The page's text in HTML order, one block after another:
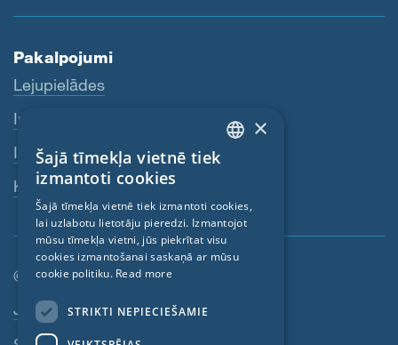
Pakalpojumi
Lejupielādes
Internetveikals
Izplatītāji
Kontaktpersona
© SIGA 2026
Kājenes navigācija
Jobs
ENGLISH
FRENCH
CZECH
×
Šajā tīmekļa vietnē tiek
izmantoti cookies
Šajā tīmekļa vietnē tiek izmantoti cookies,
lai uzlabotu lietotāju pieredzi. Izmantojot
mūsu tīmekļa vietni, jūs piekrītat visu
cookies izmantošanai saskaņā ar mūsu
cookie politiku. Read more
STRIKTI NEPIECIEŠAMIE